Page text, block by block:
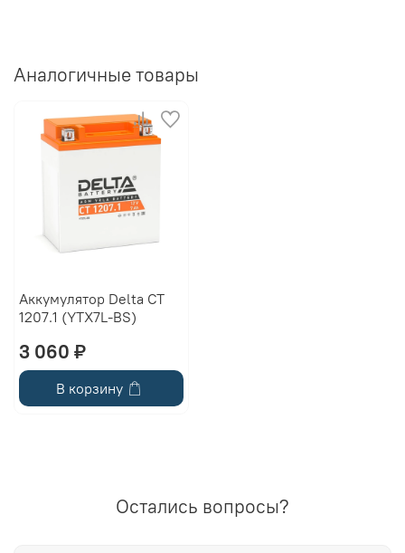
Аналогичные товары
Аккумулятор Delta CT
1207.1 (YTX7L-BS)
3 060 ₽
В корзину
Остались вопросы?